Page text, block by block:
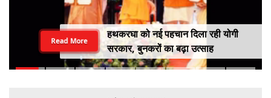
हथकरघा को नई पहचान दिला रही योगी
सरकार, बुनकरों का बढ़ा उत्साह
Read More